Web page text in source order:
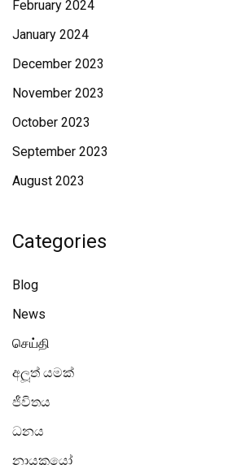
February 2024
January 2024
December 2023
November 2023
October 2023
September 2023
August 2023
Categories
Blog
News
செய்தி
අලූත් යමක්
ජීවිතය
ධනය
නායකයෝ